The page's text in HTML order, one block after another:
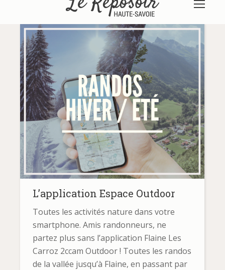
L’application Espace Outdoor
Toutes les activités nature dans votre
smartphone. Amis randonneurs, ne
partez plus sans l’application Flaine Les
Carroz 2ccam Outdoor ! Toutes les randos
de la vallée jusqu’à Flaine, en passant par